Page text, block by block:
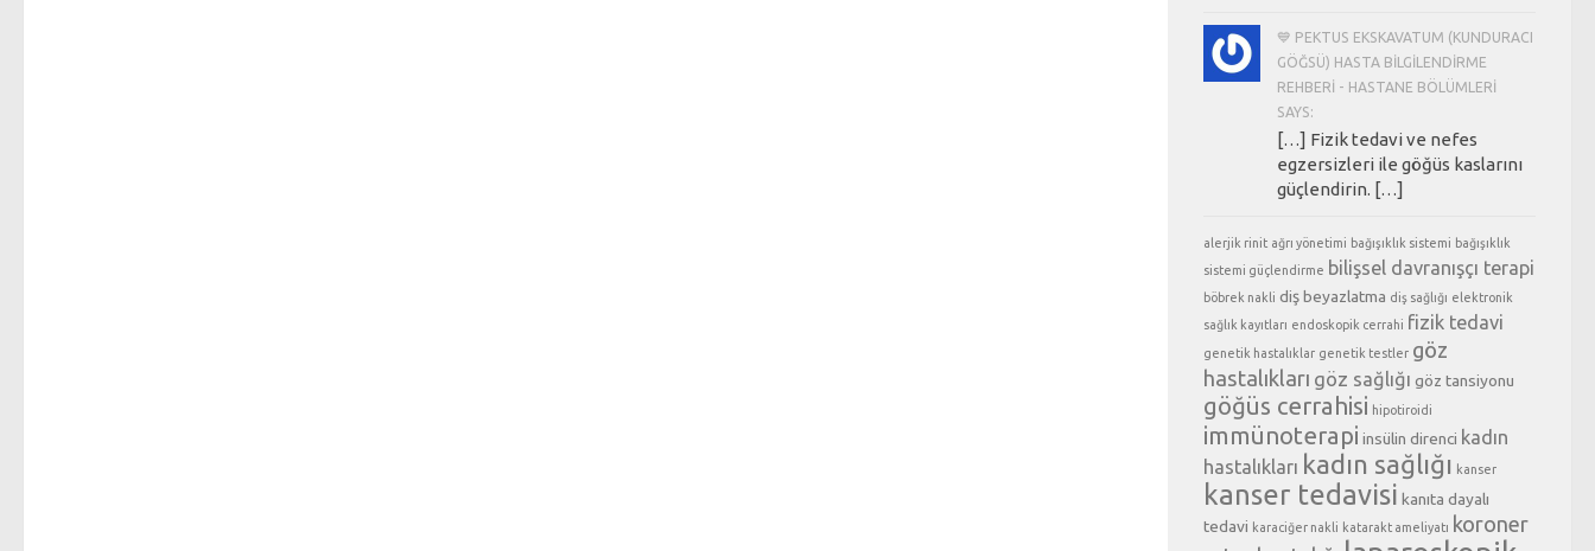
💙 PEKTUS EKSKAVATUM (KUNDURACI
GÖĞSÜ) HASTA BILGILENDIRME
REHBERI - HASTANE BÖLÜMLERI
SAYS:
[…] Fizik tedavi ve nefes
egzersizleri ile göğüs kaslarını
güçlendirin. […]
alerjik rinit ağrı yönetimi bağışıklık sistemi bağışıklık
sistemi güçlendirme bilişsel davranışçı terapi
böbrek nakli diş beyazlatma diş sağlığı elektronik
sağlık kayıtları endoskopik cerrahi fizik tedavi
genetik hastalıklar genetik testler göz
hastalıkları göz sağlığı göz tansiyonu
göğüs cerrahisi hipotiroidi
immünoterapi insülin direnci kadın
hastalıkları kadın sağlığı kanser
kanser tedavisi kanıta dayalı
tedavi karaciğer nakli katarakt ameliyatı koroner